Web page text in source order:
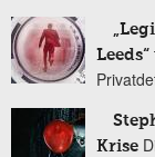
Krise